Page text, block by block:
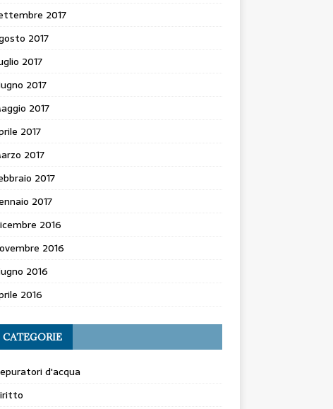
2017
2017
2017
2017
2017
2017
2017
2017
2017
2016
2016
2016
2016
CATEGORIE
d'acqua